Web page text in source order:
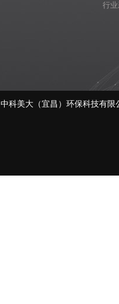
行
中科美大（宜昌）环保科技有限